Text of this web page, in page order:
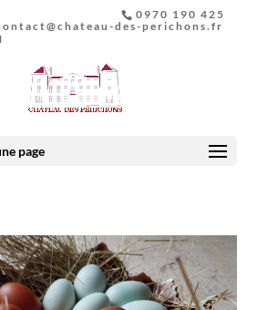
0970 190 425
des-perichons.fr
page